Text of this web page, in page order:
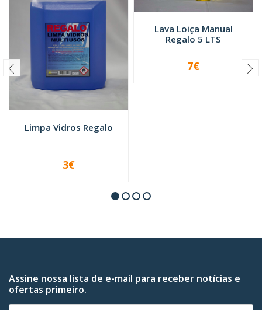
Limpa Vidros Regalo
VER OPÇÕES
3€
Lava Loiça Manual
Regalo 5 LTS
+
7€
Assine nossa lista de e-mail para receber notícias e
ofertas primeiro.